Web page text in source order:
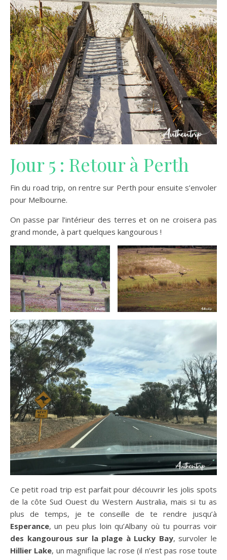
Jour 5 : Retour à Perth
Fin du road trip, on rentre sur Perth pour ensuite s’envoler
pour Melbourne.
On passe par l’intérieur des terres et on ne croisera pas
grand monde, à part quelques kangourous !
Ce petit road trip est parfait pour découvrir les jolis spots
de la côte Sud Ouest du Western Australia, mais si tu as
plus de temps, je te conseille de te rendre jusqu’à
Esperance, un peu plus loin qu’Albany où tu pourras voir
des kangourous sur la plage à Lucky Bay, survoler le
Hillier Lake, un magnifique lac rose (il n’est pas rose toute